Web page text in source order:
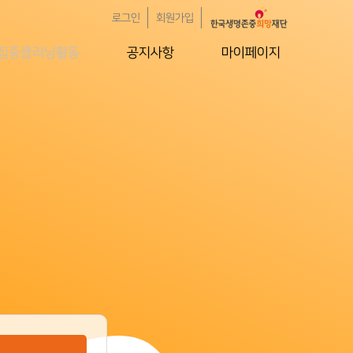
로그인 회원가입
중클리닝활동 공지사항 마이페이지